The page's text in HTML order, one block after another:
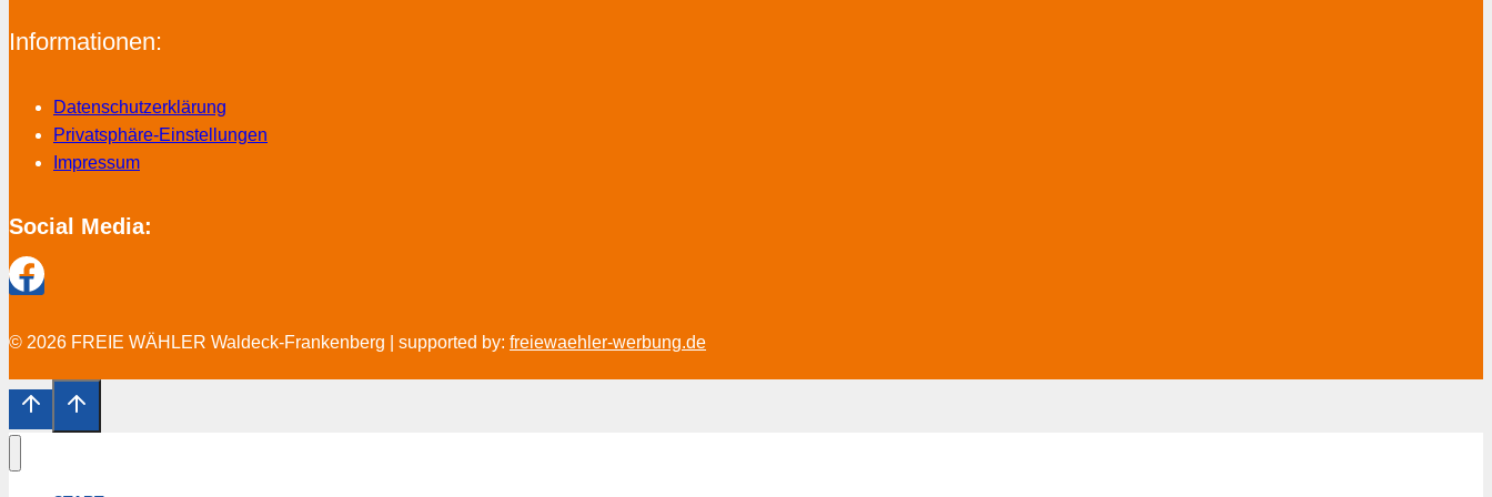
Informationen:
Datenschutzerklärung
Privatsphäre-Einstellungen
Impressum
Social Media:
© 2026 FREIE WÄHLER Waldeck-Frankenberg | supported by: freiewaehler-werbung.de